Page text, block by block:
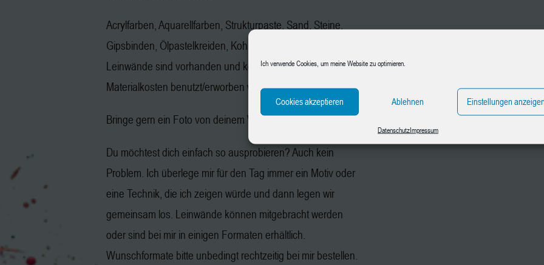
Ich verwende Cookies, um meine Website zu optimieren.
Cookies akzeptieren Ablehnen Einstellungen
DatenschutzImpressum
Acrylfarben, Aquarellfarben, Strukturpaste, Sand, Steine,
Gipsbinden, Ölpastelkreiden, Kohle, Graphit, Papier und
Leinwände sind vorhanden und können gegen
Materialkosten benutzt/erworben werden.
Bringe gern ein Foto von deinem Wunschmotiv mit.
Du möchtest dich einfach so ausprobieren? Auch kein
Problem. Ich überlege mir für den Tag immer ein Motiv oder
eine Technik, die ich zeigen würde und dann legen wir
gemeinsam los. Leinwände können mitgebracht werden
oder sind bei mir in einigen Formaten erhältlich.
Wunschformate bitte unbedingt rechtzeitig bei mir bestellen.